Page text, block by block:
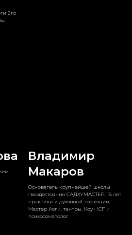
2го
Владимир
Макаров
Основатель крупнейшей школы
гвоздестояния САДХУМАСТЕР. 16 лет
практики и духовной эволюции.
Мастер йоги, тантры. Коуч ICF и
психосоматолог